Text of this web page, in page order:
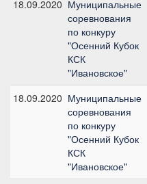
18.09.2020 Муниципальные
соревнования
по конкуру
"Осенний Кубок
КСК
"Ивановское"
18.09.2020 Муниципальные
соревнования
по конкуру
"Осенний Кубок
КСК
"Ивановское"